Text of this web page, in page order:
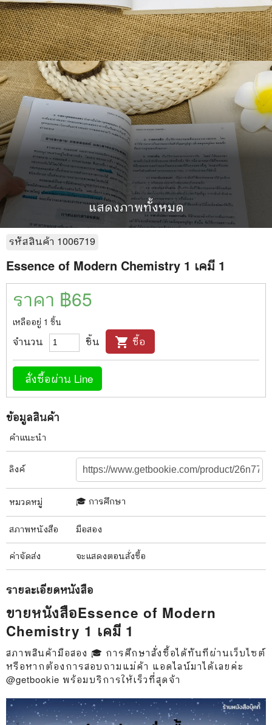
แสดงภาพทั้งหมด
รหัสสินค้า 1006719
Essence of Modern Chemistry 1 เคมี 1
ราคา ฿65
เหลืออยู่ 1 ชิ้น
จำนวน ชิ้น shopping_cart ซื้อ
สั่งซื้อผ่าน Line
ข้อมูลสินค้า
คำแนะนำ
ลิงค์
หมวดหมู่ 🎓 การศึกษา
สภาพหนังสือ มือสอง
ค่าจัดส่ง จะแสดงตอนสั่งซื้อ
รายละเอียดหนังสือ
ขายหนังสือEssence of Modern
Chemistry 1 เคมี 1
สภาพสินค้ามือสอง 🎓 การศึกษาสั่งซื้อได้ทันทีผ่านเว็บไซต์
หรือหากต้องการสอบถามแม่ค้า แอดไลน์มาได้เลยค่ะ
@getbookie พร้อมบริการให้เร็วที่สุดจ้า